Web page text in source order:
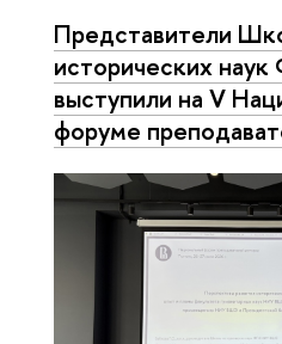
Представители
исторических
выступили на V
форуме